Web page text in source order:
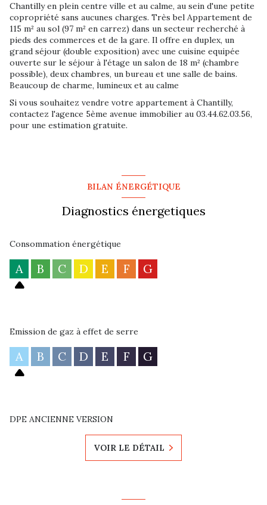
Chantilly en plein centre ville et au calme, au sein d'une petite
copropriété sans aucunes charges. Très bel Appartement de
115 m² au sol (97 m² en carrez) dans un secteur recherché à
pieds des commerces et de la gare. Il offre en duplex, un
grand séjour (double exposition) avec une cuisine equipée
ouverte sur le séjour à l'étage un salon de 18 m² (chambre
possible), deux chambres, un bureau et une salle de bains.
Beaucoup de charme, lumineux et au calme
Si vous souhaitez vendre votre appartement à Chantilly,
contactez l'agence 5ème avenue immobilier au 03.44.62.03.56,
pour une estimation gratuite.
BILAN ÉNERGÉTIQUE
Diagnostics énergetiques
Consommation énergétique
A B C D E F G
Emission de gaz à effet de serre
A B C D E F G
DPE ANCIENNE VERSION
VOIR LE DÉTAIL